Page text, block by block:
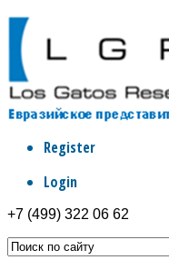
Register
Login
+7 (499) 322 06 62